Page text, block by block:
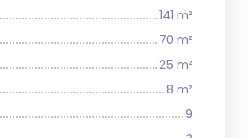
141 m²
70 m²
25 m²
8 m²
9